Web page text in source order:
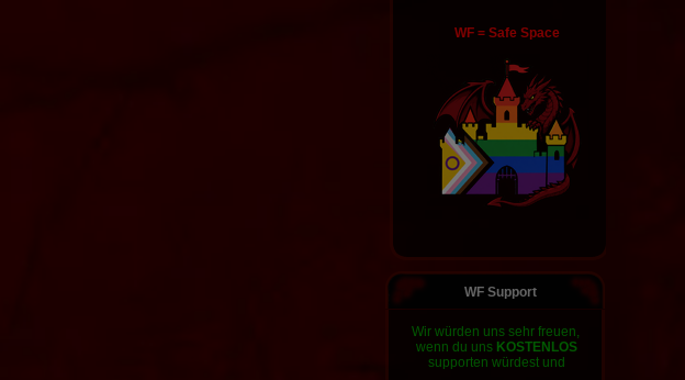
WF = Safe Space
WF Support
Wir würden uns sehr freuen,
wenn du uns KOSTENLOS
supporten würdest und